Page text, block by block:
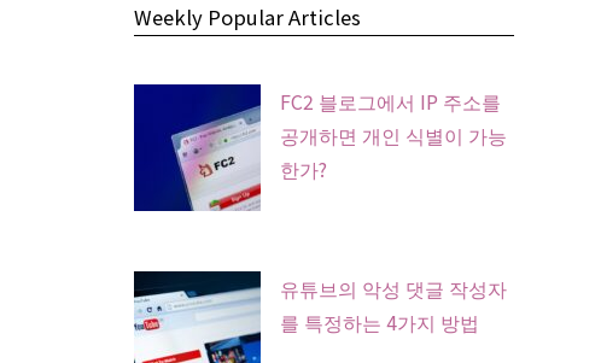
Weekly Popular Articles
FC2 블로그에서 IP 주소를
공개하면 개인 식별이 가능
한가?
유튜브의 악성 댓글 작성자
를 특정하는 4가지 방법